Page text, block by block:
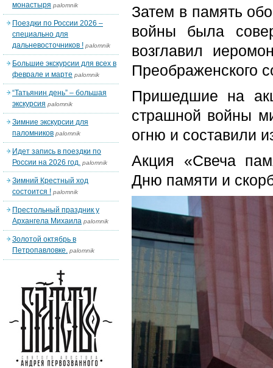
Затем в память
войны была
возглавил
Преображенского
Пришедшие на
страшной войны
огню и составили
Акция «Свеча
Дню памяти и
монастыря palomnik
Поездки по России 2026 –
специально для
дальневосточников ! palomnik
Большие экскурсии для всех в
феврале и марте palomnik
“Татьянин день” – большая
экскурсия palomnik
Зимние экскурсии для
паломников palomnik
Идет запись в поездки по
России на 2026 год. palomnik
Зимний Крестный ход
состоится ! palomnik
Престольный праздник у
Архангела Михаила palomnik
Золотой октябрь в
Петропавловке. palomnik